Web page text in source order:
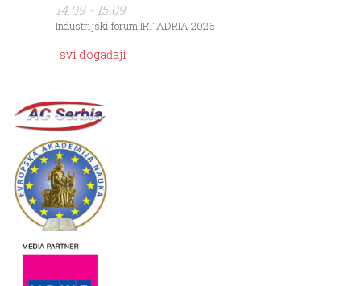
14.09 - 15.09
Industrijski forum IRT ADRIA 2026
svi događaji